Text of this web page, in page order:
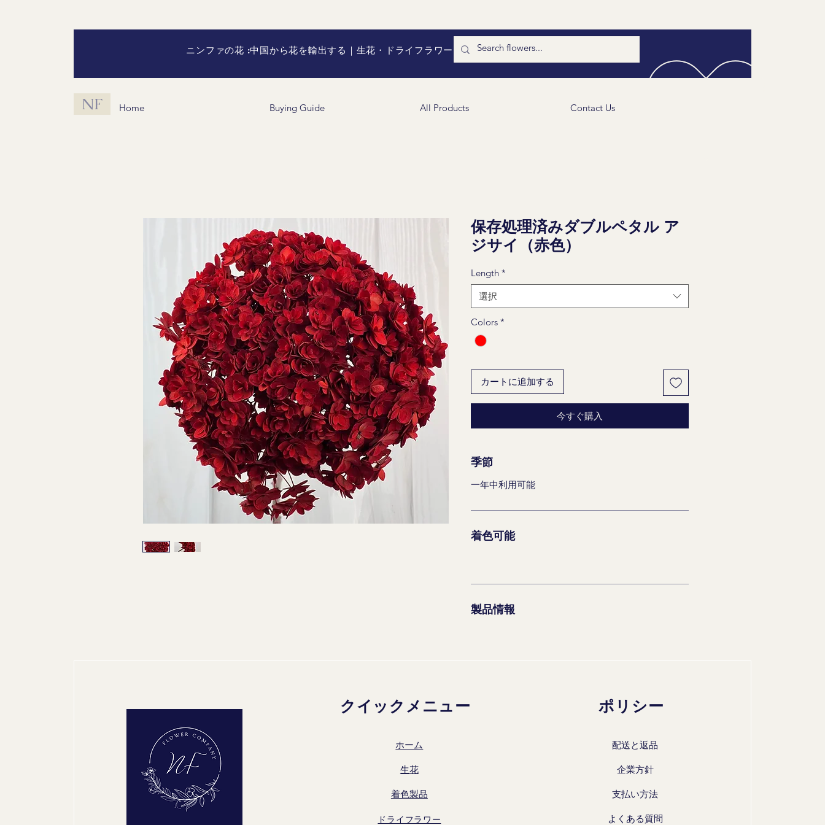
ニンファの花 :中国から花を輸出する｜生花・ドライフラワー
NF Home Buying Guide All Products Contact Us
保存処理済みダブルペタル ア
ジサイ（赤色）
Length *
選択
Colors *
カートに追加する
今すぐ購入
季節
一年中利用可能
着色可能
製品情報
クイックメニュー
ホーム
生花
着色製品
ドライフラワー
ポリシー
配送と返品
企業方針
支払い方法
よくある質問